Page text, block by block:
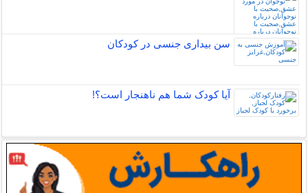
سن بیداری جنسی در کودکان
آیا کودک شما هم ناهنجار است؟!